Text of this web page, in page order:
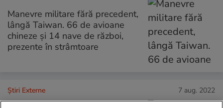
Manevre militare fără precedent,
lângă Taiwan. 66 de avioane
chineze și 14 nave de război,
prezente în strâmtoare
Știri Externe 7 aug. 2022